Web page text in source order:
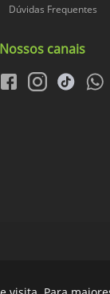
Dúvidas Frequentes
Nossos canais
facebookinstagram
tiktok